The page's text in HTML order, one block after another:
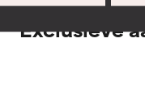
droogheid, enz.
het algemeen is
droogheid, enz.
het algemeen is
Exclusieve